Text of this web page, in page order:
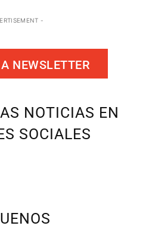
-
NEWSLETTER
NOTICIAS EN
SOCIALES